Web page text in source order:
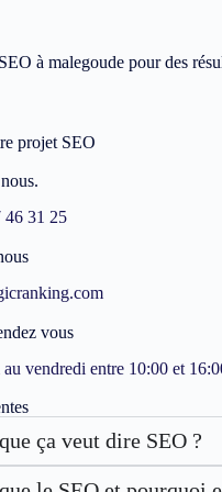
à malegoude pour des
projet SEO
46 31 25
vous
vendredi entre 10:00 et
ça veut dire SEO ?